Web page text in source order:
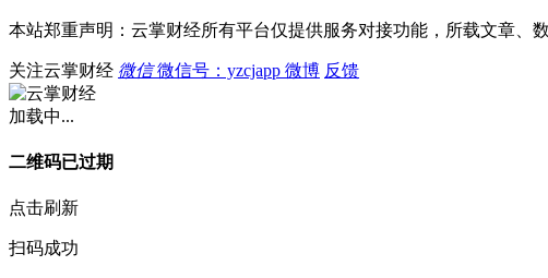
本站郑重声明：云掌财经所有平台仅提供服务对接功能，所载文章、
关注云掌财经 微信 微信号：yzcjapp 微博 反馈
加载中...
二维码已过期
点击刷新
扫码成功